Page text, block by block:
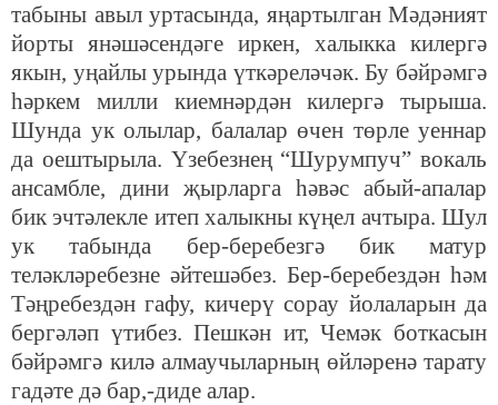
табыны авыл уртасында, яңартылган Мәдәният
йорты янәшәсендәге иркен, халыкка килергә
якын, уңайлы урында үткәреләчәк. Бу бәйрәмгә
һәркем милли киемнәрдән килергә тырыша.
Шунда ук олылар, балалар өчен төрле уеннар
да оештырыла. Үзебезнең “Шурумпуч” вокаль
ансамбле, дини җырларга һәвәс абый-апалар
бик эчтәлекле итеп халыкны күңел ачтыра. Шул
ук табында бер-беребезгә бик матур
теләкләребезне әйтешәбез. Бер-беребездән һәм
Тәңребездән гафу, кичерү сорау йолаларын да
бергәләп үтибез. Пешкән ит, Чемәк боткасын
бәйрәмгә килә алмаучыларның өйләренә тарату
гадәте дә бар,-диде алар.